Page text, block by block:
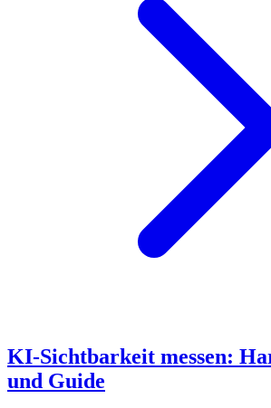
KI-Sichtbarkeit messen:
und Guide